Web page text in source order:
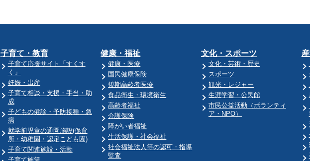
子育て・教育
子育て応援サイト「すくす
く」
妊娠・出産
子育て相談・支援・手当・助
成
子どもの健診・予防接種・急
病
就学前児童の通園施設(保育
所・幼稚園・認定こども園)
子育て関連施設・活動
健康・福祉
健康・医療
国民健康保険
後期高齢者医療
食品衛生・環境衛生
高齢者福祉
介護保険
障がい者福祉
生活保護・社会福祉
社会福祉法人等の認可・指導
監査
文化・スポーツ
文化・芸術・歴史
スポーツ
観光・レジャー
生涯学習・公民館
市民公益活動（ボランティ
ア・NPO）